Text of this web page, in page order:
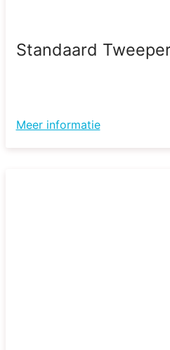
Standaard
Meer informatie